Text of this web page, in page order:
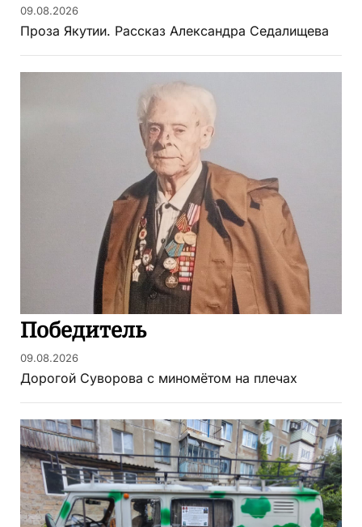
09.08.2026
Проза Якутии. Рассказ Александра Седалищева
Победитель
09.08.2026
Дорогой Суворова с миномётом на плечах